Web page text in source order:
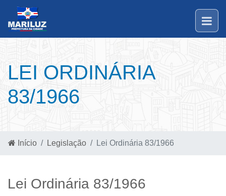
LEI ORDINÁRIA
83/1966
Início Legislação Lei Ordinária 83/1966
Lei Ordinária 83/1966